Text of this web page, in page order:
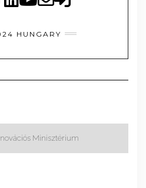
HUNGARY
Minisztérium